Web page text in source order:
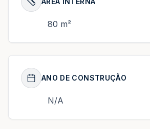
80 m²
ANO DE CONSTRUÇÃO
N/A